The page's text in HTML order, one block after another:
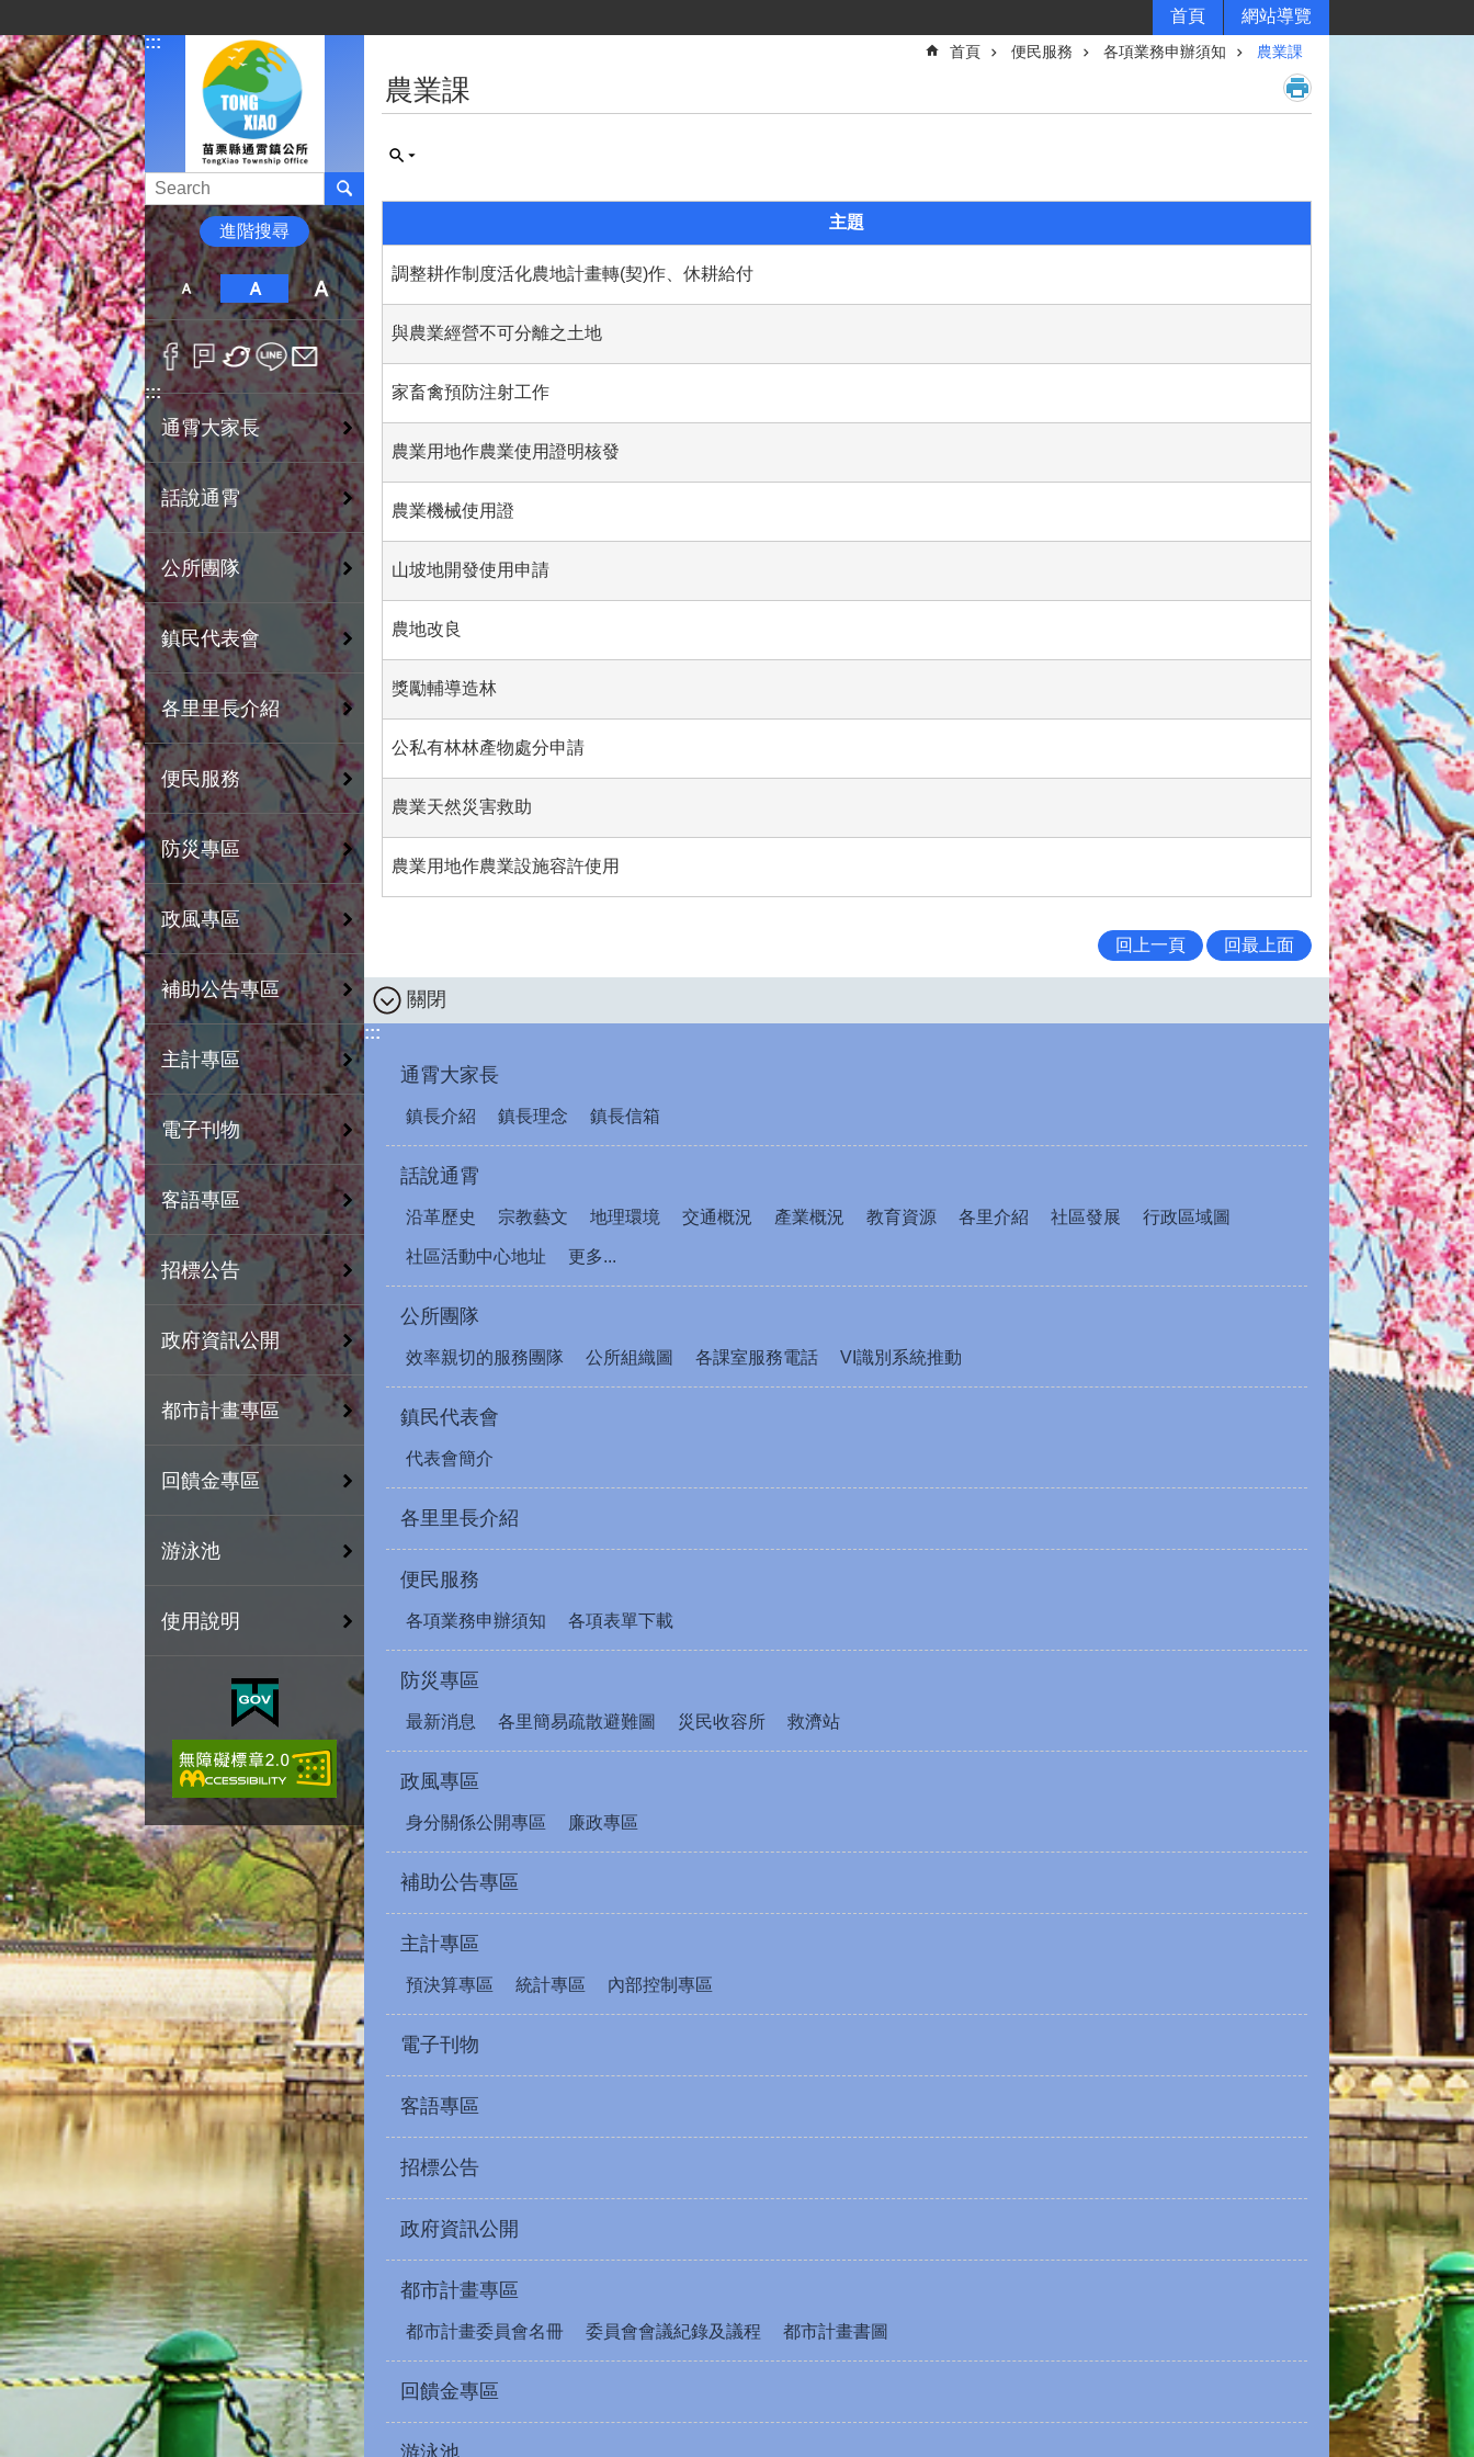
:::
首頁 網站導覽
進階搜尋
:::
通霄大家長
話說通霄
公所團隊
鎮民代表會
各里里長介紹
便民服務
防災專區
政風專區
補助公告專區
主計專區
電子刊物
客語專區
招標公告
政府資訊公開
都市計畫專區
回饋金專區
游泳池
使用說明
首頁 便民服務 各項業務申辦須知 農業課
農業課
主題
調整耕作制度活化農地計畫轉(契)作、休耕給付
與農業經營不可分離之土地
家畜禽預防注射工作
農業用地作農業使用證明核發
農業機械使用證
山坡地開發使用申請
農地改良
獎勵輔導造林
公私有林林產物處分申請
農業天然災害救助
農業用地作農業設施容許使用
回上一頁 回最上面
關閉
:::
通霄大家長
鎮長介紹 鎮長理念 鎮長信箱
話說通霄
沿革歷史 宗教藝文 地理環境 交通概況 產業概況 教育資源 各里介紹 社區發展 行政區域圖
社區活動中心地址 更多...
公所團隊
效率親切的服務團隊 公所組織圖 各課室服務電話 VI識別系統推動
鎮民代表會
代表會簡介
各里里長介紹
便民服務
各項業務申辦須知 各項表單下載
防災專區
最新消息 各里簡易疏散避難圖 災民收容所 救濟站
政風專區
身分關係公開專區 廉政專區
補助公告專區
主計專區
預決算專區 統計專區 內部控制專區
電子刊物
客語專區
招標公告
政府資訊公開
都市計畫專區
都市計畫委員會名冊 委員會會議紀錄及議程 都市計畫書圖
回饋金專區